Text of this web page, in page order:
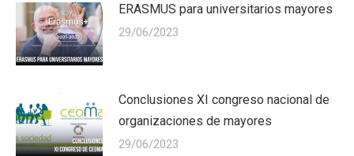
ERASMUS para universitarios mayores
29/06/2023
Conclusiones XI congreso nacional de
organizaciones de mayores
29/06/2023